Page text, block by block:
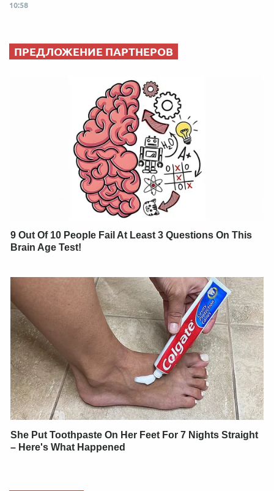
10:58
ПРЕДЛОЖЕНИЕ ПАРТНЕРОВ
9 Out Of 10 People Fail At Least 3 Questions On This
Brain Age Test!
She Put Toothpaste On Her Feet For 7 Nights Straight
– Here's What Happened